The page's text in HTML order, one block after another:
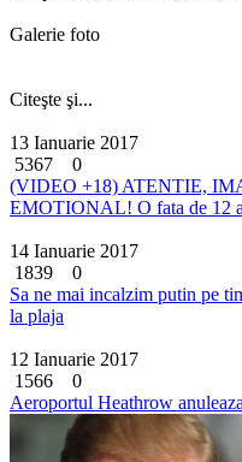
Galerie foto
Citeşte şi...
13 Ianuarie 2017
5367
0
(VIDEO +18) ATENTIE,
EMOTIONAL! O fata de 12
14 Ianuarie 2017
1839
0
Sa ne mai incalzim putin pe
la plaja
12 Ianuarie 2017
1566
0
Aeroportul Heathrow